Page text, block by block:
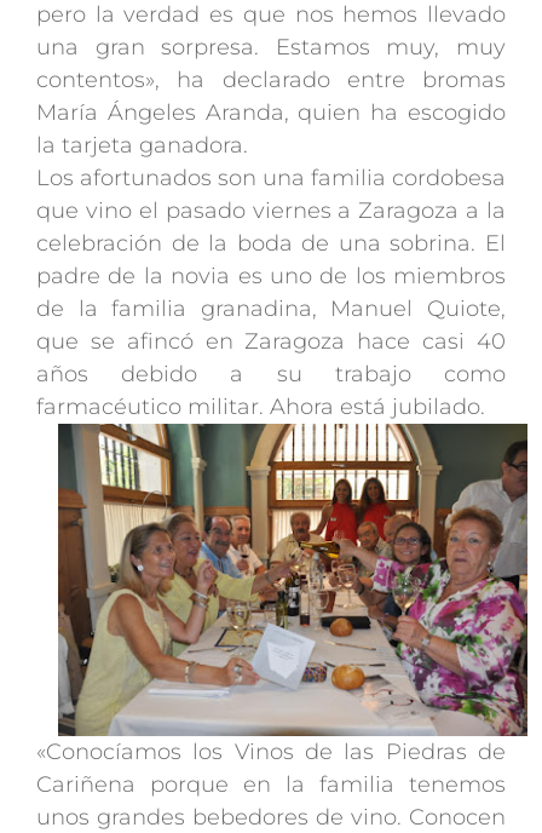
pero la verdad es que nos hemos llevado
una gran sorpresa. Estamos muy, muy
contentos», ha declarado entre bromas
María Ángeles Aranda, quien ha escogido
la tarjeta ganadora.
Los afortunados son una familia cordobesa
que vino el pasado viernes a Zaragoza a la
celebración de la boda de una sobrina. El
padre de la novia es uno de los miembros
de la familia granadina, Manuel Quiote,
que se afincó en Zaragoza hace casi 40
años debido a su trabajo como
farmacéutico militar. Ahora está jubilado.
«Conocíamos los Vinos de las Piedras de
Cariñena porque en la familia tenemos
unos grandes bebedores de vino. Conocen